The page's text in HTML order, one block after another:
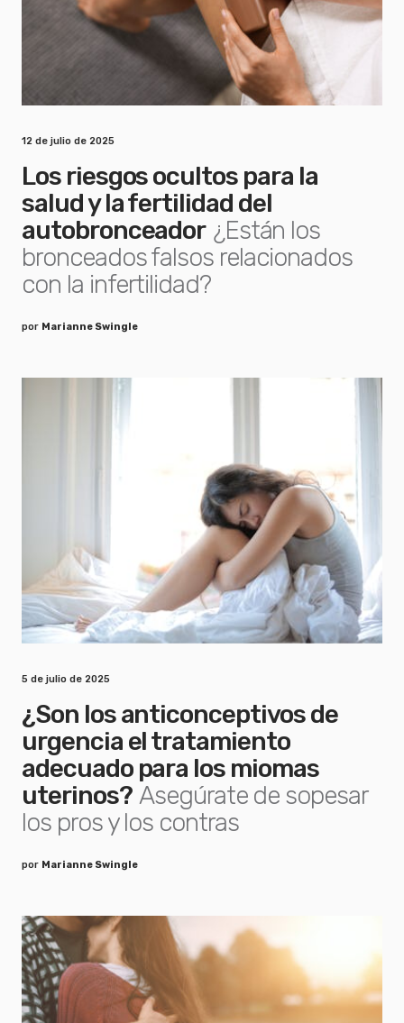
12 de julio de 2025
Los riesgos ocultos para la
salud y la fertilidad del
autobronceador ¿Están los
bronceados falsos relacionados
con la infertilidad?
por Marianne Swingle
5 de julio de 2025
¿Son los anticonceptivos de
urgencia el tratamiento
adecuado para los miomas
uterinos? Asegúrate de sopesar
los pros y los contras
por Marianne Swingle